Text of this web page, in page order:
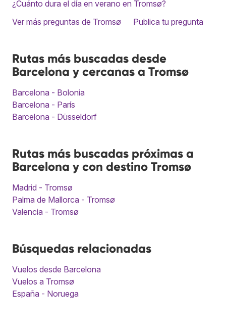
¿Cuánto dura el día en verano en Tromsø?
Ver más preguntas de Tromsø
Publica tu pregunta
Rutas más buscadas desde
Barcelona y cercanas a Tromsø
Barcelona - Bolonia
Barcelona - París
Barcelona - Düsseldorf
Rutas más buscadas próximas a
Barcelona y con destino Tromsø
Madrid - Tromsø
Palma de Mallorca - Tromsø
Valencia - Tromsø
Búsquedas relacionadas
Vuelos desde Barcelona
Vuelos a Tromsø
España - Noruega